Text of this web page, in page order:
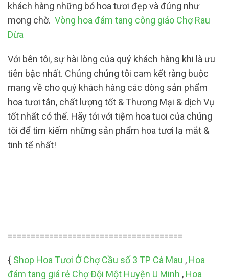
khách hàng những bó hoa tươi đẹp và đúng như
mong chờ. Vòng hoa đám tang công giáo Chợ Rau
Dừa
Với bên tôi, sự hài lòng của quý khách hàng khi là ưu
tiên bậc nhất. Chúng chúng tôi cam kết ràng buộc
mang về cho quý khách hàng các dòng sản phẩm
hoa tươi tắn, chất lượng tốt & Thương Mại & dịch Vụ
tốt nhất có thể. Hãy tới với tiệm hoa tuoi của chúng
tôi để tìm kiếm những sản phẩm hoa tươi lạ mắt &
tinh tế nhất!
======================================
{ Shop Hoa Tươi Ở Chợ Cầu số 3 TP Cà Mau , Hoa
đám tang giá rẻ Chợ Đội Một Huyện U Minh , Hoa